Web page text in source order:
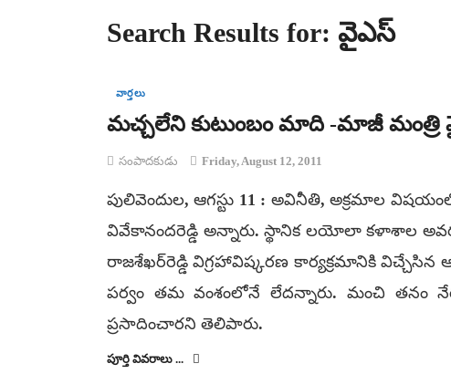
Search Results for: వైఎస్
వార్తలు
మచ్చలేని కుటుంబం మాది -మాజీ మంత్రి
సంపాదకుడు Friday, August 12, 2011
పులివెందుల, ఆగస్టు 11 : అవినీతి, అక్రమాల
వివేకానందరెడ్డి అన్నారు. స్థానిక లయోలా కళాశాల
రాజశేఖర్‌రెడ్డి విగ్రహావిష్కరణ కార్యక్రమానికి
పర్వం తమ వంశంలోనే లేదన్నారు. మంచి తనం
ప్రసాదించారని తెలిపారు.
పూర్తి వివరాలు ...